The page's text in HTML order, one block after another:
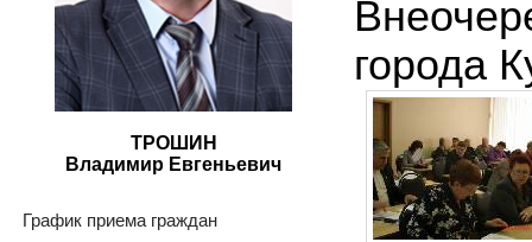
ТРОШИН
Владимир Евгеньевич
График приема граждан
города